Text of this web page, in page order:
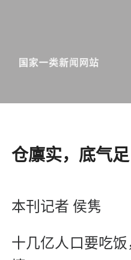
​仓廪实，底气足
本刊记者 侯隽
十几亿人口要吃